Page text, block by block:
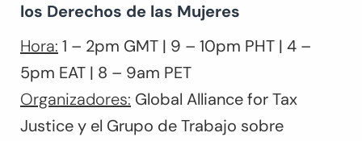
los Derechos de las Mujeres
Hora: 1 – 2pm GMT | 9 – 10pm PHT | 4 –
5pm EAT | 8 – 9am PET
Organizadores: Global Alliance for Tax
Justice y el Grupo de Trabajo sobre